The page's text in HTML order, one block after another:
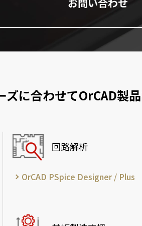
ズに合わせてOrCAD製
回路解析
OrCAD PSpice Designer / Plus